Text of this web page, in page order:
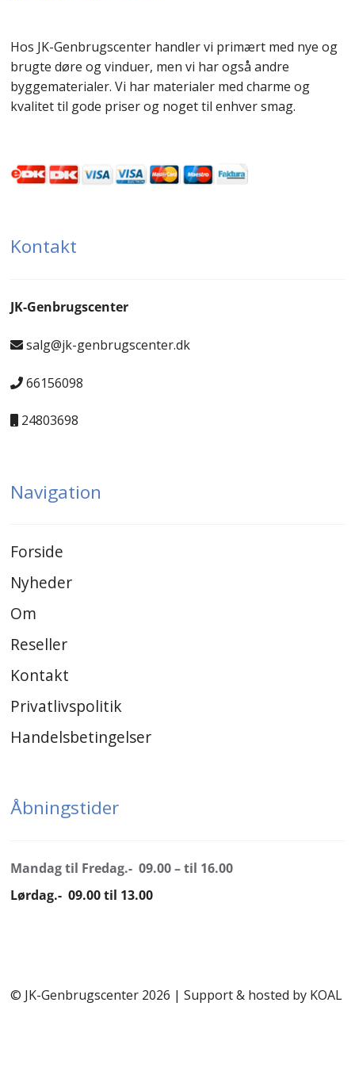
Hos JK-Genbrugscenter handler vi primært med nye og
brugte døre og vinduer, men vi har også andre
byggematerialer. Vi har materialer med charme og
kvalitet til gode priser og noget til enhver smag.
Kontakt
JK-Genbrugscenter
salg@jk-genbrugscenter.dk
66156098
24803698
Navigation
Forside
Nyheder
Om
Reseller
Kontakt
Privatlivspolitik
Handelsbetingelser
Åbningstider
Mandag til Fredag.- 09.00 – til 16.00
Lørdag.- 09.00 til 13.00
© JK-Genbrugscenter 2026 | Support & hosted by KOAL